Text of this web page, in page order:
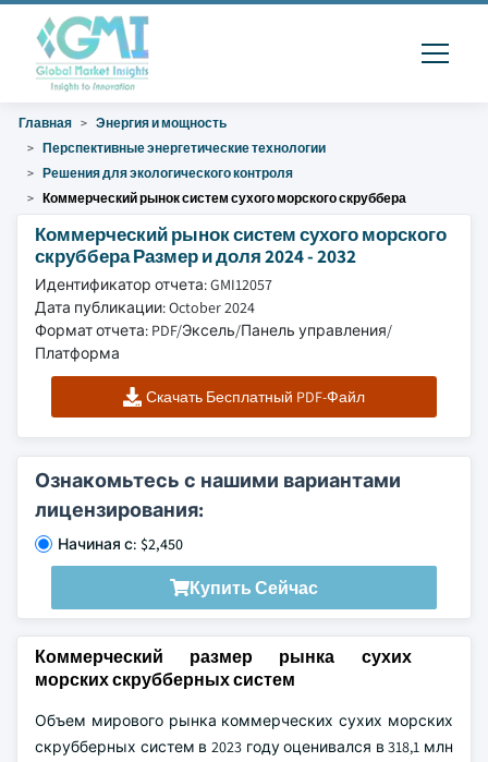
Главная
Энергия и мощность
Перспективные энергетические технологии
Решения для экологического контроля
Коммерческий рынок систем сухого морского скруббера
Коммерческий рынок систем сухого морского
скруббера Размер и доля 2024 - 2032
Идентификатор отчета: GMI12057
Дата публикации: October 2024
Формат отчета: PDF/Эксель/Панель управления/
Платформа
Скачать Бесплатный PDF-Файл
Ознакомьтесь с нашими вариантами
лицензирования:
Начиная с: $2,450
Купить Сейчас
Коммерческий размер рынка сухих
морских скрубберных систем
Объем мирового рынка коммерческих сухих морских
скрубберных систем в 2023 году оценивался в 318,1 млн